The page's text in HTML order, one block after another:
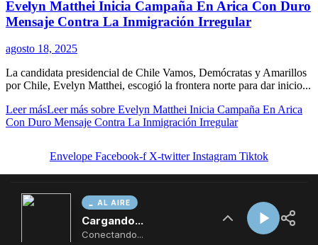
AL AIRE
Cargando...
Conectando...